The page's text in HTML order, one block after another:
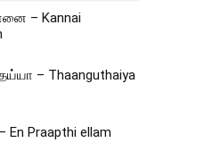
– Kannai
– Thaanguthaiya
Praapthi ellam